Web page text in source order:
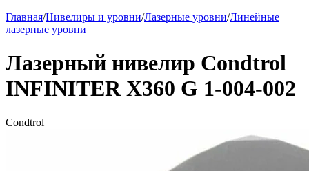
Главная/Нивелиры и уровни/Лазерные уровни/Линейные
лазерные уровни
Лазерный нивелир Condtrol
INFINITER X360 G 1-004-002
Condtrol